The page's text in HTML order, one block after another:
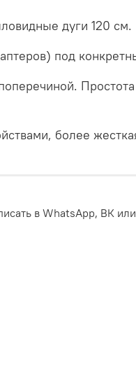
дуги 120 см.
под
более
в WhatsApp, ВК